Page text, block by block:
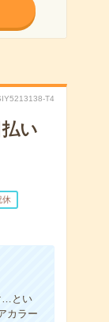
T4
い
休
…とい
カラー